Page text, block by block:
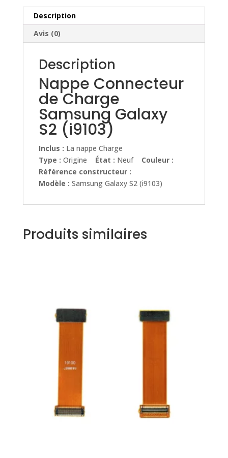
Description
Avis (0)
Description
Nappe Connecteur
de Charge
Samsung Galaxy
S2 (i9103)
Inclus : La nappe Charge
Type : Origine État : Neuf Couleur :
Référence constructeur :
Modèle : Samsung Galaxy S2 (i9103)
Produits similaires